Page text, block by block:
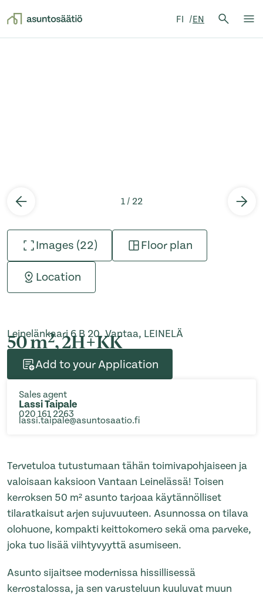
FI EN
Search
1 / 22
Images (22) Floor plan
Location
Leinelänkaari 6 B 20, Vantaa, LEINELÄ
50 m2, 2H+KK
Add to your Application
Sales agent
Lassi Taipale
020 161 2263
lassi.taipale@asuntosaatio.fi
Tervetuloa tutustumaan tähän toimivapohjaiseen ja
valoisaan kaksioon Vantaan Leinelässä! Toisen
kerroksen 50 m² asunto tarjoaa käytännölliset
tilaratkaisut arjen sujuvuuteen. Asunnossa on tilava
olohuone, kompakti keittokomero sekä oma parveke,
joka tuo lisää viihtyvyyttä asumiseen.
Asunto sijaitsee modernissa hissillisessä
kerrostalossa, ja sen varusteluun kuuluvat muun